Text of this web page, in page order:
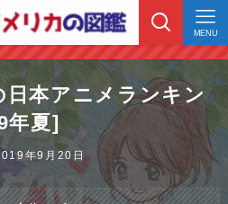
MENU
日本アニメランキン
年夏]
年9月20日